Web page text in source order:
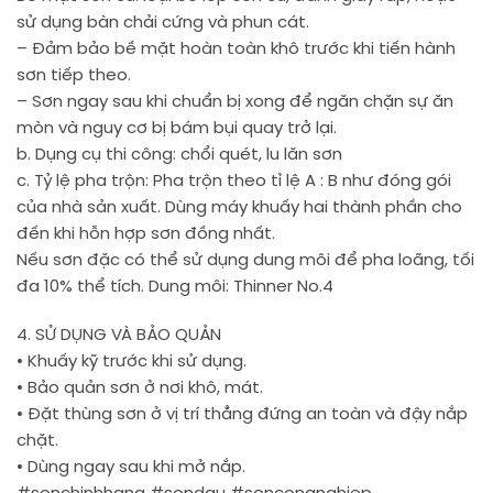
sử dụng bàn chải cứng và phun cát.
– Đảm bảo bề mặt hoàn toàn khô trước khi tiến hành
sơn tiếp theo.
– Sơn ngay sau khi chuẩn bị xong để ngăn chặn sự ăn
mòn và nguy cơ bị bám bụi quay trở lại.
b. Dụng cụ thi công: chổi quét, lu lăn sơn
c. Tỷ lệ pha trộn: Pha trộn theo tỉ lệ A : B như đóng gói
của nhà sản xuất. Dùng máy khuấy hai thành phần cho
đến khi hỗn hợp sơn đồng nhất.
Nếu sơn đặc có thể sử dụng dung môi để pha loãng, tối
đa 10% thể tích. Dung môi: Thinner No.4
4. SỬ DỤNG VÀ BẢO QUẢN
• Khuấy kỹ trước khi sử dụng.
• Bảo quản sơn ở nơi khô, mát.
• Đặt thùng sơn ở vị trí thẳng đứng an toàn và đậy nắp
chặt.
• Dùng ngay sau khi mở nắp.